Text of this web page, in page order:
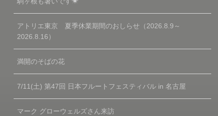
アトリエ東京 夏季休業期間のおしらせ（2026.8.9～
2026.8.16）
満開のそばの花
7/11(土) 第47回 日本フルートフェスティバル in 名古屋
マーク グローウェルズさん来訪